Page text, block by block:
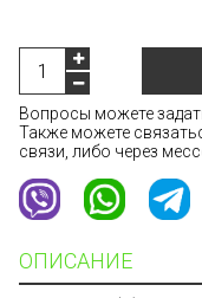
Вопросы можете
Также можете
связи, либо через
ОПИСАНИЕ